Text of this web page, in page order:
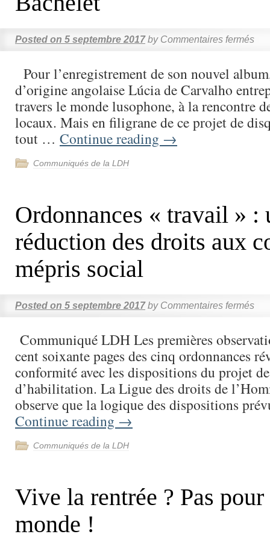
Posted on 5 septembre 2017 by Commentaires fermés
Pour l’enregistrement de son nouvel
d’origine angolaise Lúcia de Carvalho
travers le monde lusophone, à la rencontre
locaux. Mais en filigrane de ce projet de
tout … Continue reading →
Communiqués de la LDH
Ordonnances « travail » :
réduction des droits aux
mépris social
Posted on 5 septembre 2017 by Commentaires fermés
Communiqué LDH Les premières
cent soixante pages des cinq ordonnances
conformité avec les dispositions du projet
d’habilitation. La Ligue des droits de
observe que la logique des dispositions
Continue reading →
Communiqués de la LDH
Vive la rentrée ? Pas
monde !